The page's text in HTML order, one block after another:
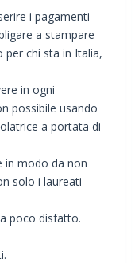
i pagamenti
a stampare
chi sta in Italia,
in ogni
possibile usando
a portata di
in modo da non
solo i laureati
poco disfatto.